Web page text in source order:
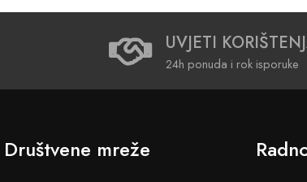
UVJETI
24h ponuda i rok isporuke
Društvene mreže